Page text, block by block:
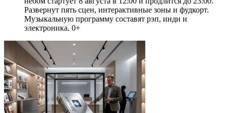
Развернут пять сцен, интерактивные зоны и фудкорт.
Музыкальную программу составят рэп, инди и
электроника. 0+